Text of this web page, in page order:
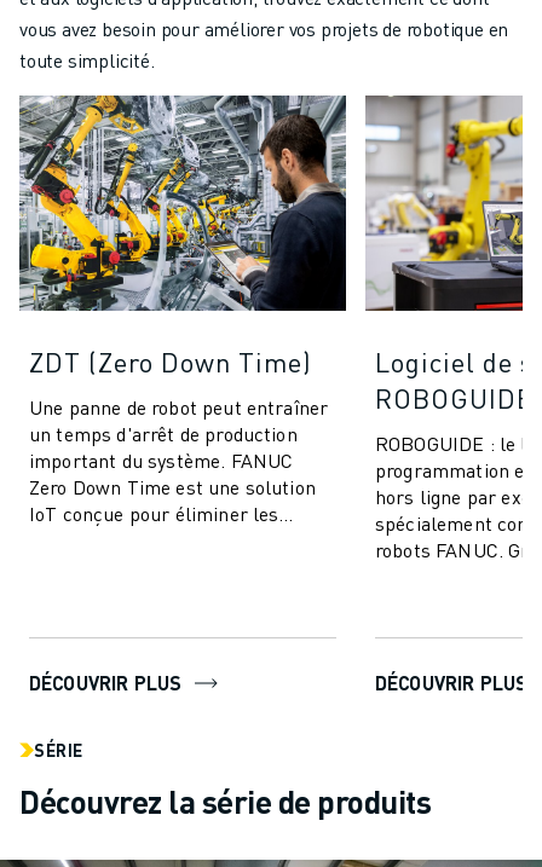
vous avez besoin pour améliorer vos projets de robotique en
toute simplicité.
ZDT (Zero Down Time)
Une panne de robot peut entraîner
un temps d'arrêt de production
important du système. FANUC
Zero Down Time est une solution
IoT conçue pour éliminer les
DÉCOUVRIR PLUS
Logiciel de
ROBOGUIDE
ROBOGUIDE : le
programmation et
hors ligne par
spécialement
robots FANUC.
DÉCOUVRIR PLUS
SÉRIE
Découvrez la série de produits